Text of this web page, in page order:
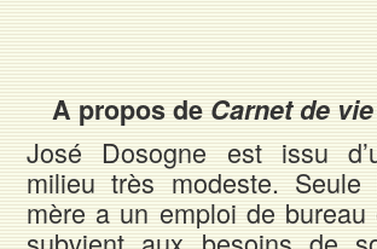
A propos de Carnet de vie
José Dosogne est issu
milieu très modeste. Seule
mère a un emploi de bureau